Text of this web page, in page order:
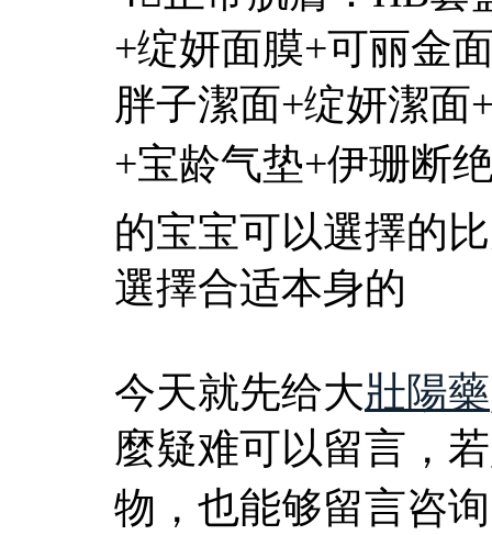
+绽妍面膜+可丽金
胖子潔面+绽妍潔面
+宝龄气垫+伊珊断
的宝宝可以選擇的
選擇合适本身的
今天就先给大壯陽藥
麼疑难可以留言，
物，也能够留言咨